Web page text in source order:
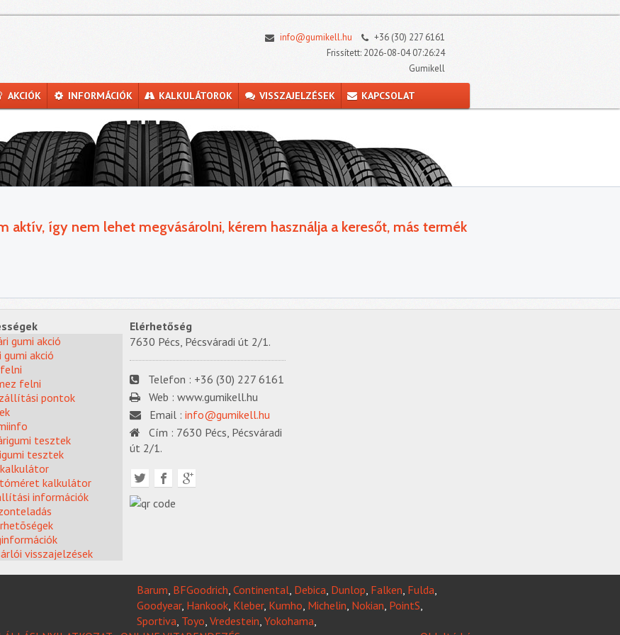
info@gumikell.hu
+36 (30) 227 6161
Frissített: 2026-08-04 07:26:24
Gumikell
AKCIÓK INFORMÁCIÓK KALKULÁTOROK VISSZAJELZÉSEK KAPCSOLAT
aktív, így nem lehet megvásárolni, kérem használja a keresőt, más termék
gumi akció
gumi akció
felni
pontok
tesztek
tesztek
kalkulátor
információk
visszajelzések
Elérhetőség
7630 Pécs, Pécsváradi út 2/1.
Telefon : +36 (30) 227 6161
Web : www.gumikell.hu
Email : info@gumikell.hu
Cím : 7630 Pécs, Pécsváradi
út 2/1.
Barum, BFGoodrich, Continental, Debica, Dunlop, Falken, Fulda,
Goodyear, Hankook, Kleber, Kumho, Michelin, Nokian, PointS,
Sportiva, Toyo, Vredestein, Yokohama,